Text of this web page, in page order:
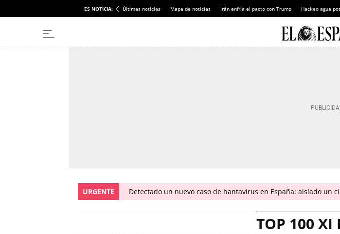
ES NOTICIA: Últimas noticias Mapa de noticias Irán enfría el pacto con Trump Hackeo agua
URGENTE Detectado un nuevo caso de hantavirus en España: aislado un
TOP 100 XI